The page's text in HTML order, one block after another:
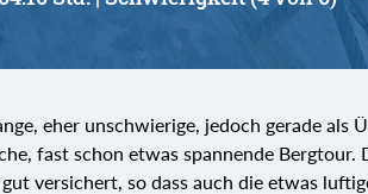
eher unschwierige, jedoch gerade als
fast schon etwas spannende
versichert, so dass auch die etwas